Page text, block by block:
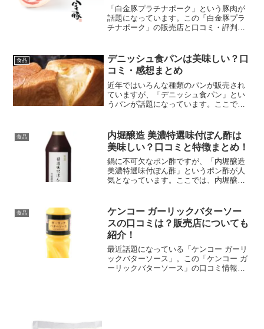
「白金豚プラチナポーク」という豚肉が
話題になっています。この「白金豚プラ
チナポーク」の販売店と口コミ・評判な
食品
デニッシュ食パンは美味しい？口
コミ・感想まとめ
近年ではいろんな種類のパンが販売され
ていますが、「デニッシュ食パン」とい
うパンが話題になっています。ここで
食品
内堀醸造 美濃特選味付ぽん酢は
美味しい？口コミと特徴まとめ！
鍋に不可欠なポン酢ですが、「内堀醸造
美濃特選味付ぽん酢」というポン酢が人
気となっています。ここでは、内堀醸造
食品
ケンコー ガーリックバターソー
スの口コミは？販売店についても
紹介！
最近話題になっている「ケンコー ガーリ
ックバターソース」。この「ケンコー ガ
ーリックバターソース」の口コミ情報と